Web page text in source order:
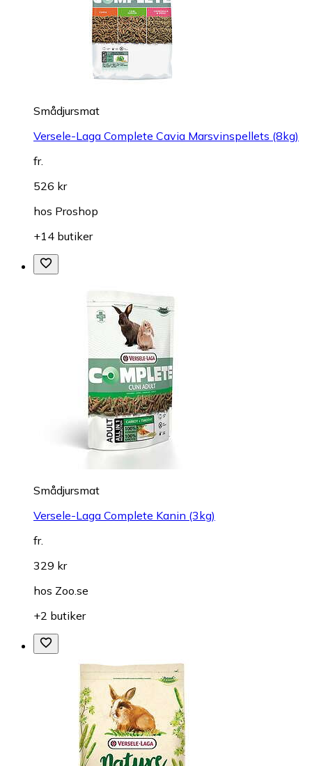
Smådjursmat
Versele-Laga Complete Cavia Marsvinspellets (8kg)
fr.
526 kr
hos Proshop
+14 butiker
Smådjursmat
Versele-Laga Complete Kanin (3kg)
fr.
329 kr
hos Zoo.se
+2 butiker